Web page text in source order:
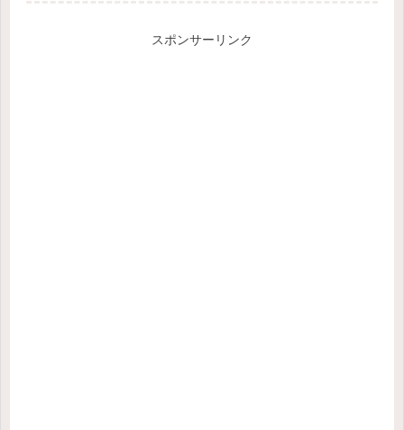
スポンサーリンク